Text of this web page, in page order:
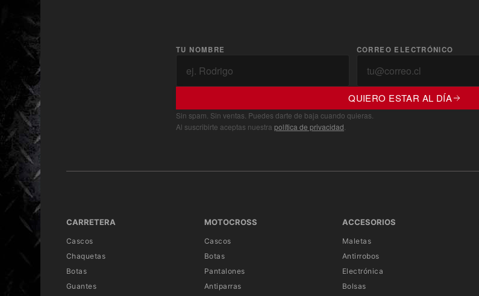
TU NOMBRE CORREO ELECTRÓNICO
QUIERO ESTAR AL DÍA
Sin spam. Sin ventas. Puedes darte de baja cuando quieras.
Al suscribirte aceptas nuestra política de privacidad
CARRETERA
Cascos
Chaquetas
Botas
Guantes
MOTOCROSS
Cascos
Botas
Pantalones
Antiparras
ACCESORIOS
Maletas
Antirrobos
Electrónica
Bolsas